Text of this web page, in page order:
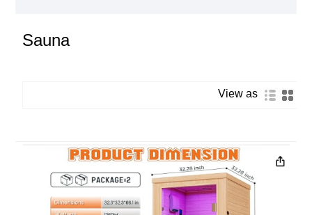
Sauna
View as